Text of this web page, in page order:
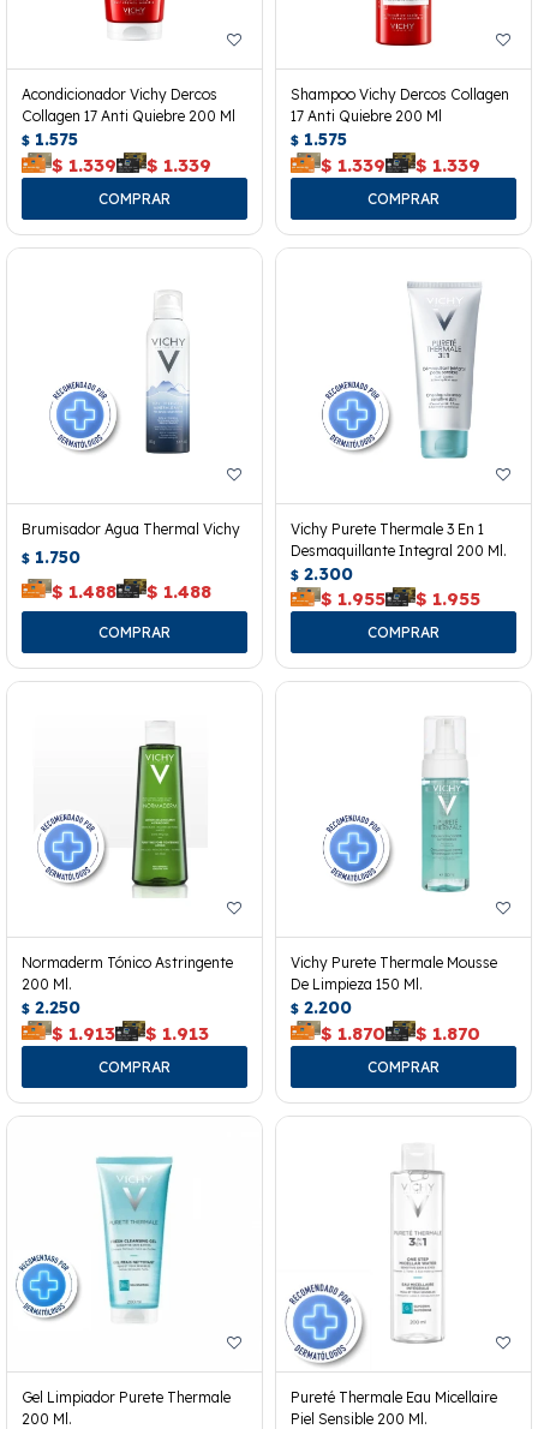
Acondicionador Vichy Dercos
Collagen 17 Anti Quiebre 200 Ml
$ 1.575
$ 1.339 $ 1.339
Shampoo Vichy Dercos Collagen
17 Anti Quiebre 200 Ml
$ 1.575
$ 1.339 $ 1.339
Brumisador Agua Thermal Vichy
$ 1.750
$ 1.488 $ 1.488
Vichy Purete Thermale 3 En 1
Desmaquillante Integral 200 Ml.
$ 2.300
$ 1.955 $ 1.955
Normaderm Tónico Astringente
200 Ml.
$ 2.250
$ 1.913 $ 1.913
Vichy Purete Thermale Mousse
De Limpieza 150 Ml.
$ 2.200
$ 1.870 $ 1.870
Gel Limpiador Purete Thermale
200 Ml.
Pureté Thermale Eau Micellaire
Piel Sensible 200 Ml.